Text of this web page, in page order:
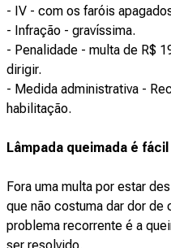
- IV - com os faróis
- Infração - gravíssima.
- Penalidade - multa de R$
dirigir.
- Medida administrativa -
habilitação.
Lâmpada queimada é
Fora uma multa por estar
que não costuma dar dor
problema recorrente é a
ser resolvido.